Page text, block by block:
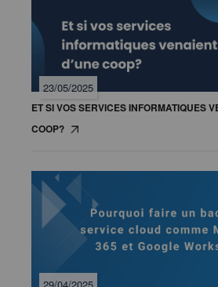
23/05/2025
ET SI VOS SERVICES INFORMATIQUES
COOP?
29/04/2025